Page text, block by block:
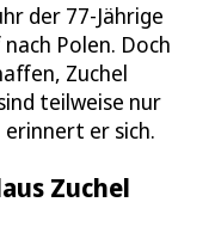
der 77-Jährige
Polen. Doch
Zuchel
teilweise nur
er sich.
Zuchel